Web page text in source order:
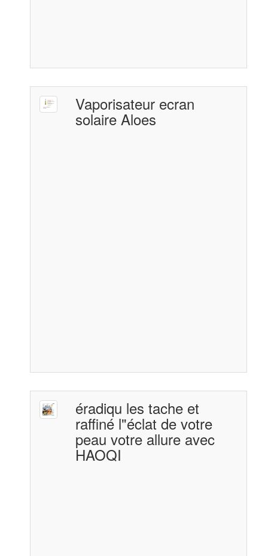
Vaporisateur ecran
solaire Aloes
éradiqu les tache et
raffiné l"éclat de votre
peau votre allure avec
HAOQI